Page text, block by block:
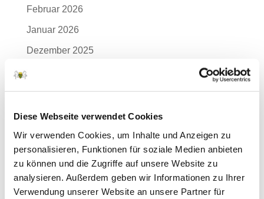
Diese Webseite verwendet Cookies
Wir verwenden Cookies, um Inhalte und Anzeigen zu
personalisieren, Funktionen für soziale Medien anbieten
zu können und die Zugriffe auf unsere Website zu
analysieren. Außerdem geben wir Informationen zu Ihrer
Verwendung unserer Website an unsere Partner für
Februar 2026
Januar 2026
Dezember 2025
November 2025
Oktober 2025
September 2025
August 2025
Juli 2025
Juni 2025
Mai 2025